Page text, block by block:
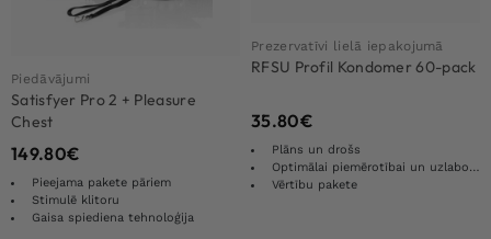
Piedāvājumi
Satisfyer Pro 2 + Pleasure
Chest
149.80€
Pieejama pakete pāriem
Stimulē klitoru
Gaisa spiediena tehnoloģija
Prezervatīvi lielā iepakojumā
RFSU Profil Kondomer 60-pack
35.80€
Plāns un drošs
Optimālai piemērotībai un uzlabotām sajūtām
Vērtību pakete